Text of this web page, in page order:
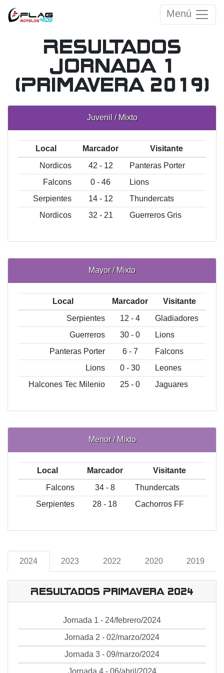
Menú
Resultados
Jornada 1
(Primavera 2019)
Juvenil / Mixto
Local Marcador
Visitante
Nordicos
42 - 12
Panteras Porter
Falcons
0 - 46
Lions
Serpientes
14 - 12
Thundercats
Nordicos
32 - 21 Guerreros Gris
Mayor / Mixto
Local Marcador
Visitante
Serpientes
12 - 4
Gladiadores
Guerreros
30 - 0
Lions
Panteras Porter
6 - 7
Falcons
Lions
0 - 30
Leones
Halcones Tec Milenio
25 - 0 Jaguares
Menor / Mixto
Local Marcador
Visitante
Falcons
34 - 8
Thundercats
Serpientes
28 - 18 Cachorros FF
2024 2023 2022 2020 2019
Resultados Primavera 2024
Jornada 1 - 24/febrero/2024
Jornada 2 - 02/marzo/2024
Jornada 3 - 09/marzo/2024
Jornada 4 - 06/abril/2024